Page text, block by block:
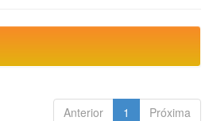
Anterior 1 Próxima